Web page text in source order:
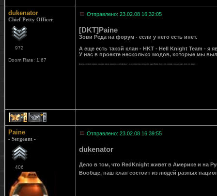
dukenator
Chief Petty Officer
972
Doom Rate: 1.67
Отправлено: 23.02.08 16:32:05
[DKT]Paine
Зови Реда на форум - если у него есть инет.
А еще есть такой клан - HKT - Hell Knight Team - я
У нас в проекте несколько модов, которые мы
Боюсь, что моя первая аватара имела пророческий эффект - из всей группы останется один Питер Крисс со своими сольниками...Хотя кто знает...
1 1
Paine
- Sergeant -
406
Отправлено: 23.02.08 16:39:55
dukenator
Дело в том, что RedKnight живет в Америке и на
Вообще, наш клан состоит из людей разных